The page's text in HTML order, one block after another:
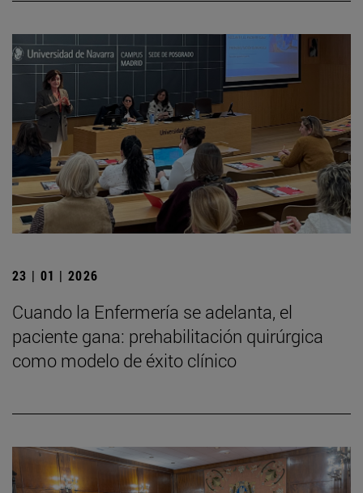
23 | 01 | 2026
Cuando la Enfermería se adelanta, el
paciente gana: prehabilitación quirúrgica
como modelo de éxito clínico